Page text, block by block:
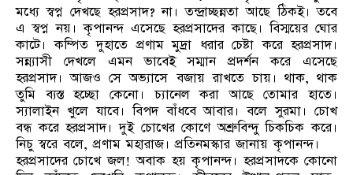
মধ্যে স্বপ্ন দেখছে হরপ্রসাদ? না। তন্দ্রাচ্ছন্নতা আছে ঠিকই। তবে
এ স্বপ্ন নয়। কৃপানন্দ এসেছে হরপ্রসাদের কাছে। বিস্ময়ের ঘোর
কাটে। কম্পিত দুহাতে প্রণাম মুদ্রা ধরার চেষ্টা করে হরপ্রসাদ।
সন্ন্যাসী দেখলে এমন ভাবেই সম্মান প্রদর্শন করে এসেছে
হরপ্রসাদ। আজও সে অভ্যাসে বজায় রাখতে চায়। থাক, থাক
তুমি ব্যস্ত হচ্ছো কেনো। চ্যানেল করা আছে তোমার হাতে।
স্যালাইন খুলে যাবে। বিপদ বাঁধবে আবার। বলে সুরমা। চোখ
বন্ধ করে হরপ্রসাদ। দুই চোখের কোণে অশ্রুবিন্দু চিকচিক করে।
নিচু স্বরে বলে, প্রণাম মহারাজ। প্রতিনমস্কার জানায় কৃপানন্দ।
হরপ্রসাদের চোখে জল! অবাক হয় কৃপানন্দ। হরপ্রসাদকে কোনো